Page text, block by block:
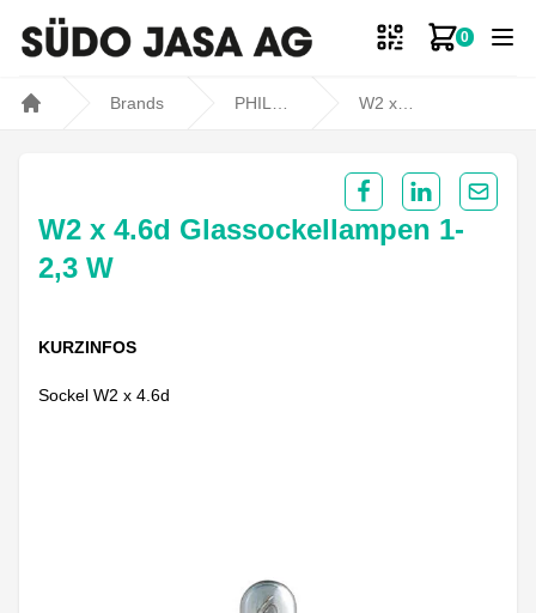
0
Zum
Brands
W2 x 4.6d Glassockellampen 1-
2,3 W
KURZINFOS
Sockel W2 x 4.6d
Share on Facebook
Share onShare